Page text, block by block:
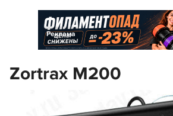
Реклама
Zortrax M200